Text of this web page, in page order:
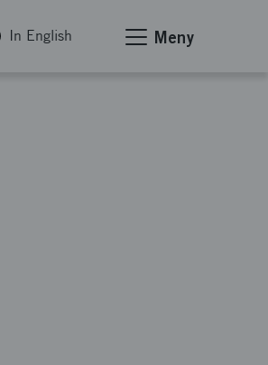
In English Meny